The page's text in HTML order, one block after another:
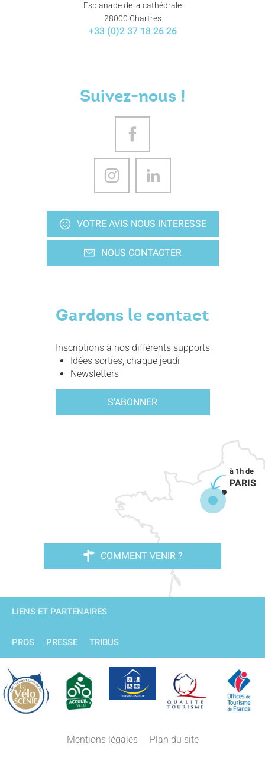
Esplanade de la cathédrale
28000 Chartres
+33 (0)2 37 18 26 26
Suivez-nous !
VOTRE AVIS NOUS INTERESSE
NOUS CONTACTER
Gardons le contact
Inscriptions à nos différents supports
Idées sorties, chaque jeudi
Newsletters
S'ABONNER
PARIS
COMMENT VENIR ?
LIENS ET PARTENAIRES
PROS PRESSE TRIBUS
Mentions légales Plan du site